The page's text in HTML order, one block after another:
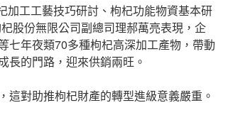
加工工藝技巧研討、枸杞功能物資基本研
股份無限公司副總司理郝萬亮表現，企
七年夜類70多種枸杞高深加工產物，帶動
長的門路，迎來供銷兩旺。
對助推枸杞財產的轉型進級意義嚴重。